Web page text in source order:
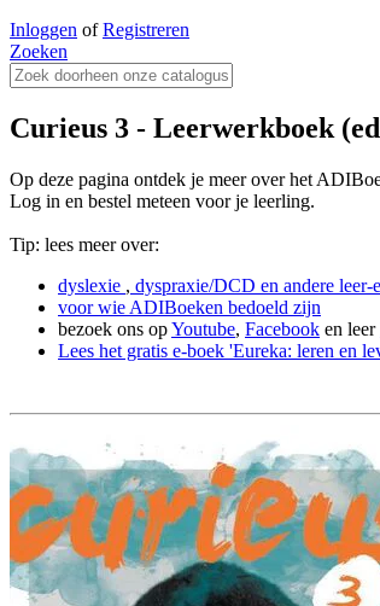
Inloggen ofRegistreren
Zoeken
Curieus 3 - Leerwerkboek
Op deze pagina ontdek je meer over het
Log in en bestel meteen voor je leerling.
Tip: lees meer over:
dyslexie , dyspraxie/DCD en andere
voor wie ADIBoeken bedoeld zijn
bezoek ons opYoutube, Facebook en leer
Lees het gratis e-boek 'Eureka: leren en